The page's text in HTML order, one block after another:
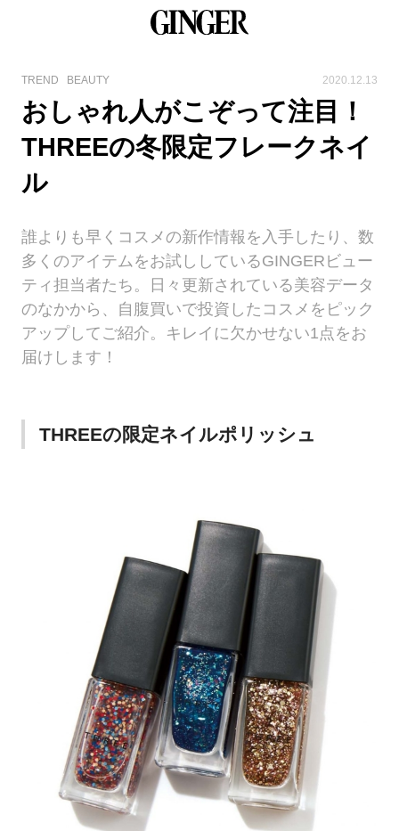
TREND BEAUTY 2020.12.13
おしゃれ人がこぞって注目！
THREEの冬限定フレークネイ
ル
誰よりも早くコスメの新作情報を入手したり、数
多くのアイテムをお試ししているGINGERビュー
ティ担当者たち。日々更新されている美容データ
のなかから、自腹買いで投資したコスメをピック
アップしてご紹介。キレイに欠かせない1点をお
届けします！
THREEの限定ネイルポリッシュ